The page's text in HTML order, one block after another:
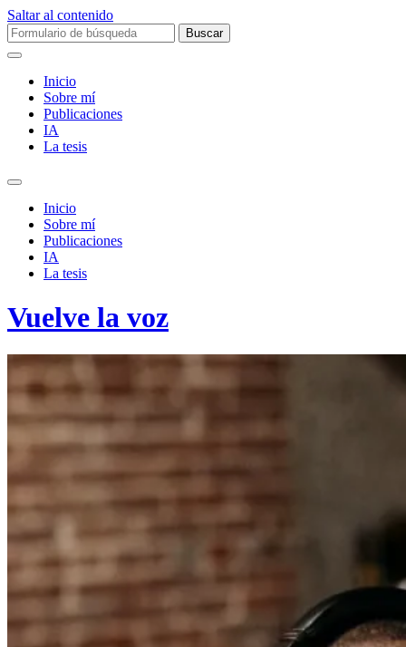
Saltar al contenido
Buscar:
Inicio
Sobre mí­
Publicaciones
IA
La tesis
Alternar
campo
búsqueda
Inicio
Sobre mí­
Publicaciones
IA
La tesis
Vuelve la voz